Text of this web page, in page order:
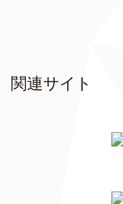
関連サイト